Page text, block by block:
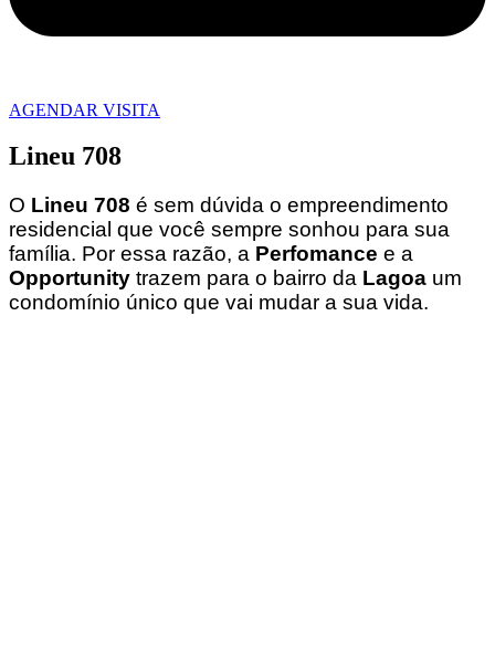
AGENDAR VISITA
Lineu 708
O Lineu 708 é sem dúvida o empreendimento
residencial que você sempre sonhou para sua
família. Por essa razão, a Perfomance e a
Opportunity trazem para o bairro da Lagoa um
condomínio único que vai mudar a sua vida.